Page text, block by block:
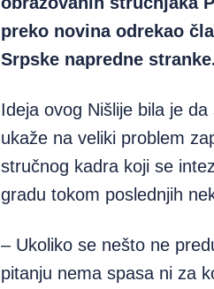
preko novina odrekao
Srpske napredne
Ideja ovog Nišlije bila je da
ukaže na veliki problem
stručnog kadra koji se
gradu tokom poslednjih
– Ukoliko se nešto ne
pitanju nema spasa ni za